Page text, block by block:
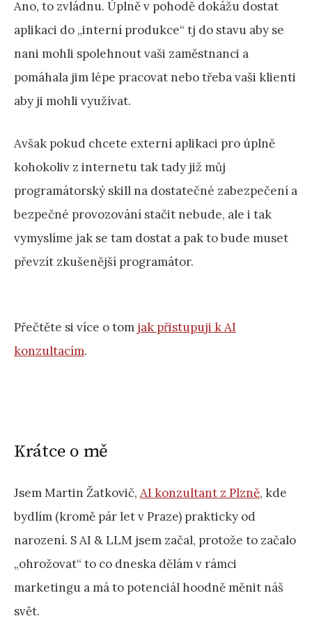
Ano, to zvládnu. Úplně v pohodě dokážu dostat
aplikaci do „interní produkce“ tj do stavu aby se
nani mohli spolehnout vaši zaměstnanci a
pomáhala jim lépe pracovat nebo třeba vaši klienti
aby ji mohli využívat.
Avšak pokud chcete externí aplikaci pro úplně
kohokoliv z internetu tak tady již můj
programátorský skill na dostatečné zabezpečení a
bezpečné provozování stačit nebude, ale i tak
vymyslíme jak se tam dostat a pak to bude muset
převzít zkušenější programátor.
Přečtěte si více o tom jak přistupuji k AI
konzultacím.
Krátce o mě
Jsem Martin Žatkovič, AI konzultant z Plzně, kde
bydlím (kromě pár let v Praze) prakticky od
narození. S AI & LLM jsem začal, protože to začalo
„ohrožovat“ to co dneska dělám v rámci
marketingu a má to potenciál hoodně měnit náš
svět.